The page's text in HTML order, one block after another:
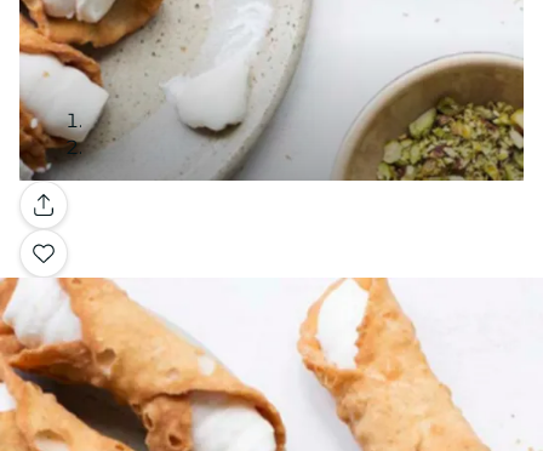
Galerie